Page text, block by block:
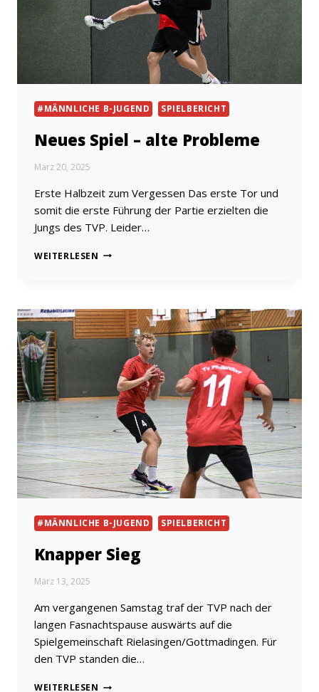
#MÄNNLICHE B-JUGEND SPIELBERICHT
Neues Spiel – alte Probleme
März 20, 2025
Erste Halbzeit zum Vergessen Das erste Tor und
somit die erste Führung der Partie erzielten die
Jungs des TVP. Leider…
WEITERLESEN NEUES
PROBLEME
#MÄNNLICHE B-JUGEND SPIELBERICHT
Knapper Sieg
März 13, 2025
Am vergangenen Samstag traf der TVP nach der
langen Fasnachtspause auswärts auf die
Spielgemeinschaft Rielasingen/Gottmadingen. Für
den TVP standen die…
WEITERLESEN KNAPPER